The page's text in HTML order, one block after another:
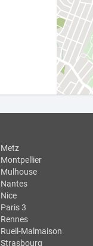
Metz
Montpellier
Mulhouse
Nantes
Nice
Paris 3
Rennes
Rueil-Malmaison
Strasbourg